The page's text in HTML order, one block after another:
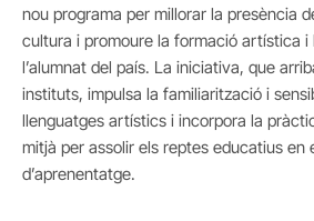
nou programa per millorar la presència
cultura i promoure la formació artística i
l’alumnat del país. La iniciativa, que
instituts, impulsa la familiarització i
llenguatges artístics i incorpora la
mitjà per assolir els reptes educatius en
d’aprenentatge.